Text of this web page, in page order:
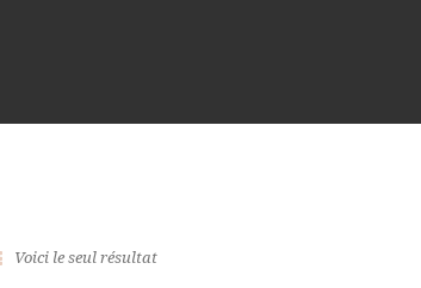
Voici le seul résultat